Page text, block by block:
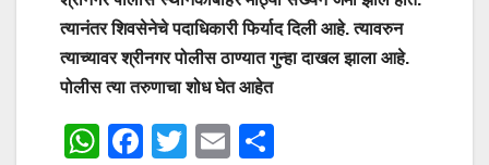
त्यानंतर शिवसेनेचे पदाधिकारी फिर्याद दिली आहे. त्यावरुन
त्याच्यावर श्रीनगर पोलीस ठाण्यात गुन्हा दाखल झाला आहे.
पोलीस त्या तरुणाचा शोध घेत आहेत
W
F
T
E